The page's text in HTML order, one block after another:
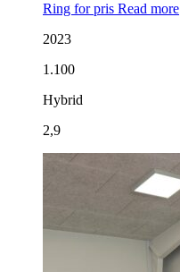
Ring for pris Read more
2023
1.100
Hybrid
2,9